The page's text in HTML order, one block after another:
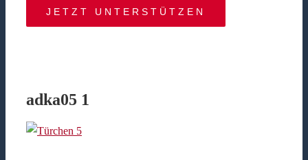
JETZT UNTERSTÜTZEN
adka05 1